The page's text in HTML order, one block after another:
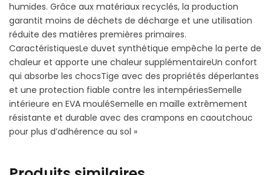
humides. Grâce aux matériaux recyclés, la production
garantit moins de déchets de décharge et une utilisation
réduite des matières premières primaires.
CaractéristiquesLe duvet synthétique empêche la perte de
chaleur et apporte une chaleur supplémentaireUn confort
qui absorbe les chocsTige avec des propriétés déperlantes
et une protection fiable contre les intempériesSemelle
intérieure en EVA mouléSemelle en maille extrêmement
résistante et durable avec des crampons en caoutchouc
pour plus d’adhérence au sol »